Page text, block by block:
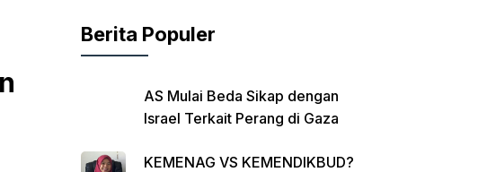
Berita Populer
AS Mulai Beda Sikap dengan
Israel Terkait Perang di Gaza
KEMENAG VS KEMENDIKBUD?